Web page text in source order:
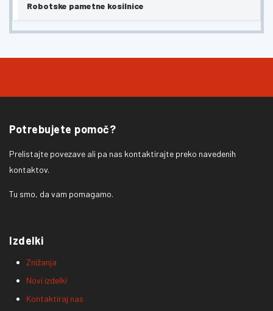
Robotske pametne kosilnice
Potrebujete pomoč?
Prelistajte povezave ali pa nas kontaktirajte preko navedenih
kontaktov.
Tu smo, da vam pomagamo.
Izdelki
Znižanja
Novi izdelki
Kontaktiraj nas